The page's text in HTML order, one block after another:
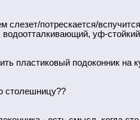
слезет/потрескается/
уф-
пластиковый подоконник на
столешницу??